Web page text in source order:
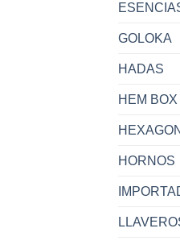
GOLOKA
HADAS
HEM BOX
HORNOS